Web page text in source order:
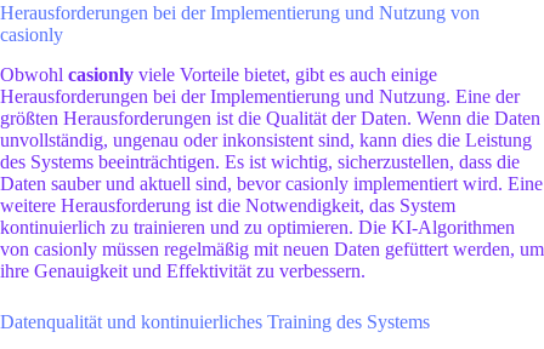
Herausforderungen bei der Implementierung und Nutzung von
casionly
Obwohl casionly viele Vorteile bietet, gibt es auch einige
Herausforderungen bei der Implementierung und Nutzung. Eine der
größten Herausforderungen ist die Qualität der Daten. Wenn die Daten
unvollständig, ungenau oder inkonsistent sind, kann dies die Leistung
des Systems beeinträchtigen. Es ist wichtig, sicherzustellen, dass die
Daten sauber und aktuell sind, bevor casionly implementiert wird. Eine
weitere Herausforderung ist die Notwendigkeit, das System
kontinuierlich zu trainieren und zu optimieren. Die KI-Algorithmen
von casionly müssen regelmäßig mit neuen Daten gefüttert werden, um
ihre Genauigkeit und Effektivität zu verbessern.
Datenqualität und kontinuierliches Training des Systems